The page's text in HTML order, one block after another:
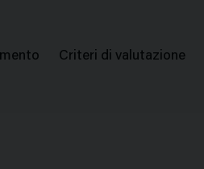
Criteri di valutazione